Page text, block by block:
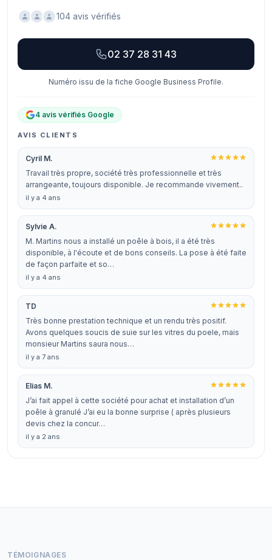
104 avis vérifiés
02 37 28 31 43
Numéro issu de la fiche Google Business Profile.
4 avis vérifiés Google
AVIS CLIENTS
Cyril M.
Travail très propre, société très professionnelle et très
arrangeante, toujours disponible. Je recommande vivement..
il y a 4 ans
Sylvie A.
M. Martins nous a installé un poêle à bois, il a été très
disponible, à l'écoute et de bons conseils. La pose à été faite
de façon parfaite et so…
il y a 4 ans
TD
Très bonne prestation technique et un rendu très positif.
Avons quelques soucis de suie sur les vitres du poele, mais
monsieur Martins saura nous…
il y a 7 ans
Elias M.
J’ai fait appel à cette société pour achat et installation d’un
poêle à granulé J’ai eu la bonne surprise ( après plusieurs
devis chez la concur…
il y a 2 ans
TÉMOIGNAGES